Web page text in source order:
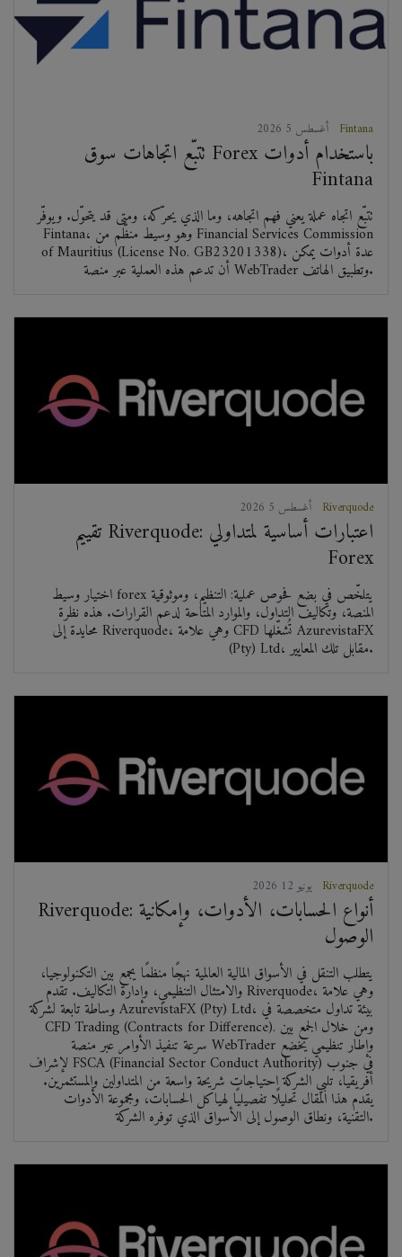
Fintana
تتبّع اتجاهات سوق Forex باستخدام أدوات
Fintana
تتبّع اتجاه عملة يعني فهم اتجاهه، وما الذي يحرّكه، ومتى قد يتحوّل. ويوفّر
Fintana، وهو وسيط منظّم من Financial Services Commission
of Mauritius (License No. GB23201338)، عدة أدوات يمكن
أن تدعم هذه العملية عبر منصة WebTrader وتطبيق الهاتف.
Riverquode
تقييم Riverquode: اعتبارات أساسية لمتداولي
Forex
اختيار وسيط forex يتلخّص في بضع فحوص عملية: التنظيم، وموثوقية
المنصة، وتكاليف التداول، والموارد المتاحة لدعم القرارات. هذه نظرة
محايدة إلى Riverquode، وهي علامة CFD تُشغّلها AzurevistaFX
(Pty) Ltd، مقابل تلك المعايير.
2026 يونيو 12 Riverquode
Riverquode: أنواع الحسابات، الأدوات، وإمكانية
الوصول
يتطلب التنقل في الأسواق المالية العالمية نهجًا منظمًا يجمع بين التكنولوجيا،
والامتثال التنظيمي، وإدارة التكاليف. تقدم Riverquode، وهي علامة
وساطة تابعة لشركة AzurevistaFX (Pty) Ltd، بيئة تداول متخصصة في
CFD Trading (Contracts for Difference). ومن خلال الجمع بين
سرعة تنفيذ الأوامر عبر منصة WebTrader وإطار تنظيمي يخضع
لإشراف FSCA (Financial Sector Conduct Authority) في جنوب
أفريقيا، تلبي الشركة احتياجات شريحة واسعة من المتداولين والمستثمرين.
يقدم هذا المقال تحليلًا تفصيليًا لهياكل الحسابات، ومجموعة الأدوات
التقنية، ونطاق الوصول إلى الأسواق الذي توفره الشركة.